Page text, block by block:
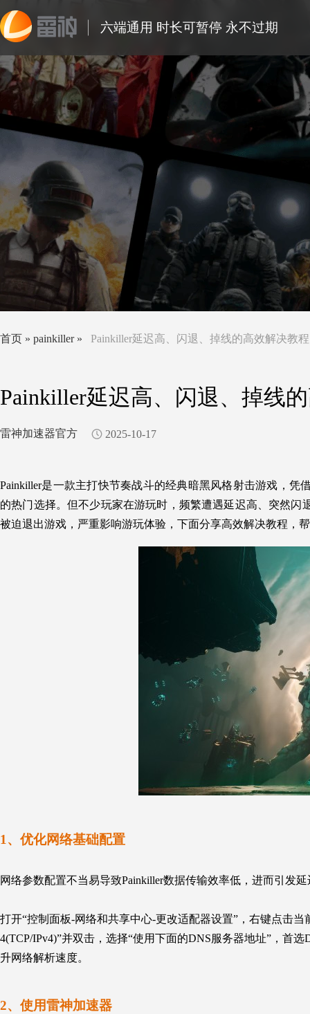
六端通用 时长可暂停 永不过期
首页 » painkiller» Painkiller延迟高、闪退、掉线的高效解决教程
Painkiller延迟高、闪退、掉线
雷神加速器官方 2025-10-17
Painkiller是一款主打快节奏战斗的经典暗黑风格射击游戏，
的热门选择。但不少玩家在游玩时，频繁遭遇延迟高、突然
被迫退出游戏，严重影响游玩体验，下面分享高效解决教程，
1、优化网络基础配置
网络参数配置不当易导致Painkiller数据传输效率低，进而引发
打开“控制面板-网络和共享中心-更改适配器设置”，右键点击
4(TCP/IPv4)”并双击，选择“使用下面的DNS服务器地址”，首选
升网络解析速度。
2、使用雷神加速器